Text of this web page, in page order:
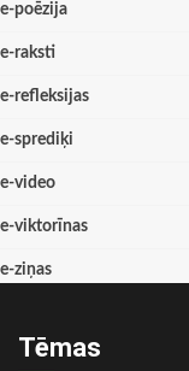
e-poēzija
e-raksti
e-refleksijas
e-sprediķi
e-video
e-viktorīnas
e-ziņas
Tēmas